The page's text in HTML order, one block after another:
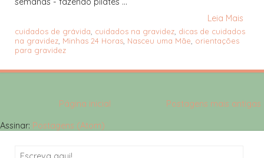
Leia Mais
cuidados de grávida cuidados na gravidez dicas de cuidados
na gravidez Minhas 24 Horas Nasceu uma Mãe orientações
para gravidez
Postagens mais antigas
Página inicial
Assinar: Postagens (Atom)
Search